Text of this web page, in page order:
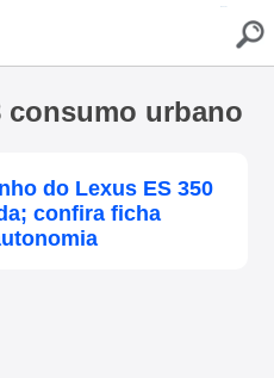
consumo urbano
do Lexus ES 350
confira ficha